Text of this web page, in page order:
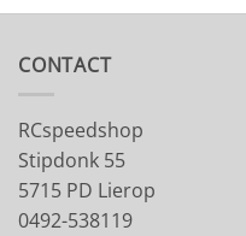
CONTACT
RCspeedshop
Stipdonk 55
5715 PD Lierop
0492-538119